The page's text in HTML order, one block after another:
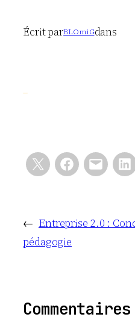
Écrit parBLOmiGdans
← Entreprise 2.0 :
pédagogie
Commentaires